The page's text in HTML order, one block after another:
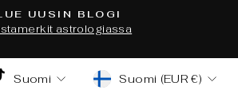
Keskeytä
UUSIN BLOGI
astrologiassa
TikTok
KIELI
Suomi VALUUTTA
Suomi (EUR €)